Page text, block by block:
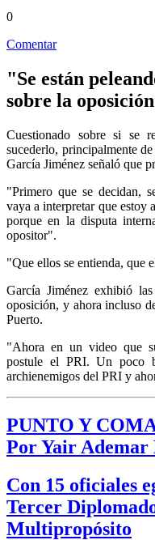
0
Comentar
"Se están
sobre la oposición
Cuestionado sobre si se
sucederlo, principalmente
García Jiménez señaló que
"Primero que se decidan,
vaya a interpretar que estoy
porque en la disputa
opositor".
"Que ellos se entienda, que
García Jiménez exhibió
oposición, y ahora incluso
Puerto.
"Ahora en un video que
postule el PRI. Un poco
archienemigos del PRI y
PUNTO Y
Por Yair Ademar
Con 15 oficiales
Tercer
Multipropósito